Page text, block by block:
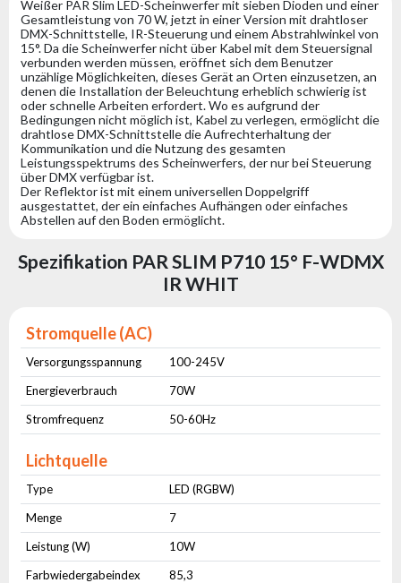
Weißer PAR Slim LED-Scheinwerfer mit sieben Dioden und einer
Gesamtleistung von 70 W, jetzt in einer Version mit drahtloser
DMX-Schnittstelle, IR-Steuerung und einem Abstrahlwinkel von
15°. Da die Scheinwerfer nicht über Kabel mit dem Steuersignal
verbunden werden müssen, eröffnet sich dem Benutzer
unzählige Möglichkeiten, dieses Gerät an Orten einzusetzen, an
denen die Installation der Beleuchtung erheblich schwierig ist
oder schnelle Arbeiten erfordert. Wo es aufgrund der
Bedingungen nicht möglich ist, Kabel zu verlegen, ermöglicht die
drahtlose DMX-Schnittstelle die Aufrechterhaltung der
Kommunikation und die Nutzung des gesamten
Leistungsspektrums des Scheinwerfers, der nur bei Steuerung
über DMX verfügbar ist.
Der Reflektor ist mit einem universellen Doppelgriff
ausgestattet, der ein einfaches Aufhängen oder einfaches
Abstellen auf den Boden ermöglicht.
Spezifikation PAR SLIM P710 15° F-WDMX
IR WHIT
Stromquelle (AC)
Versorgungsspannung
100-245V
Energieverbrauch
70W
Stromfrequenz
50-60Hz
Lichtquelle
Type
LED (RGBW)
Menge
7
Leistung (W)
10W
Farbwiedergabeindex
85,3